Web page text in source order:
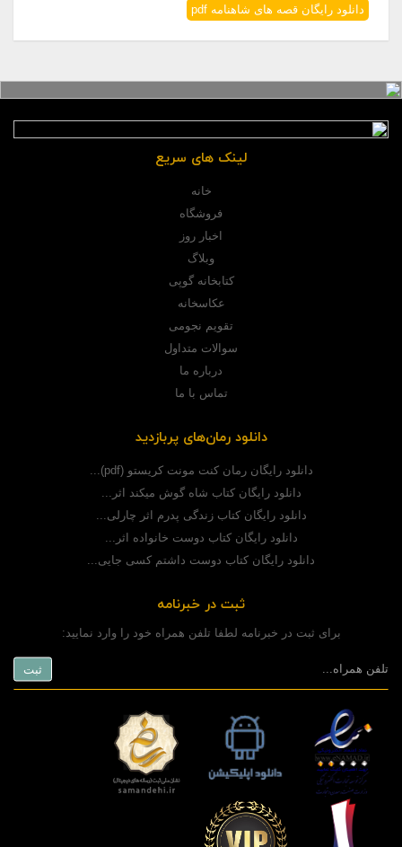
دانلود رایگان قصه های شاهنامه pdf
لینک های سریع
خانه
فروشگاه
اخبار روز
وبلاگ
کتابخانه گوپی
عکاسخانه
تقویم نجومی
سوالات متداول
درباره ما
تماس با ما
دانلود رمان‌های پربازدید
دانلود رایگان رمان کنت مونت کریستو (pdf)...
دانلود رایگان کتاب شاه گوش میکند اثر...
دانلود رایگان کتاب زندگی پدرم اثر چارلی...
دانلود رایگان کتاب دوست خانواده اثر...
دانلود رایگان کتاب دوست داشتم کسی جایی...
ثبت در خبرنامه
برای ثبت در خبرنامه لطفا تلفن همراه خود را وارد نمایید: